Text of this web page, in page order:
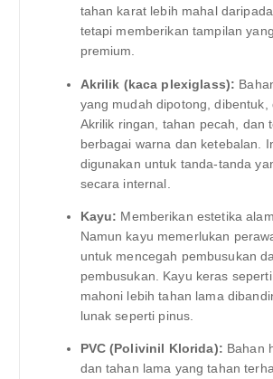
tahan karat lebih mahal
tetapi memberikan tampilan
premium.
Akrilik (kaca plexiglass):
yang mudah dipotong, dibentuk,
Akrilik ringan, tahan pecah, dan
berbagai warna dan ketebalan.
digunakan untuk tanda-tanda
secara internal.
Kayu: Memberikan estetika
Namun kayu memerlukan
untuk mencegah pembusukan
pembusukan. Kayu keras
mahoni lebih tahan lama
lunak seperti pinus.
PVC (Polivinil Klorida): Bahan
dan tahan lama yang tahan